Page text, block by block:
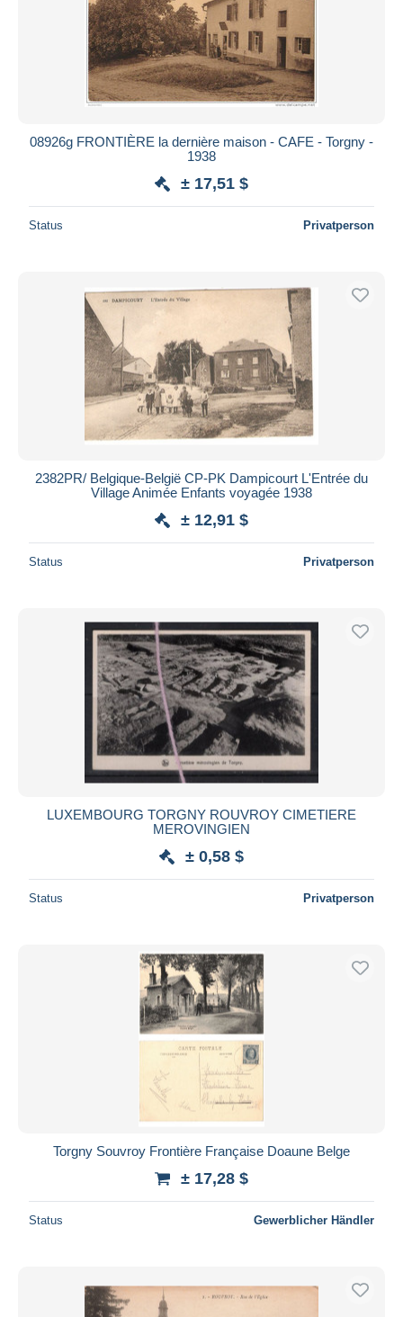
08926g FRONTIÈRE la dernière maison - CAFE - Torgny -
1938
± 17,51 $
Status Privatperson
2382PR/ Belgique-België CP-PK Dampicourt L'Entrée du
Village Animée Enfants voyagée 1938
± 12,91 $
Status Privatperson
LUXEMBOURG TORGNY ROUVROY CIMETIERE
MEROVINGIEN
± 0,58 $
Status Privatperson
Torgny Souvroy Frontière Française Doaune Belge
± 17,28 $
Status Gewerblicher Händler